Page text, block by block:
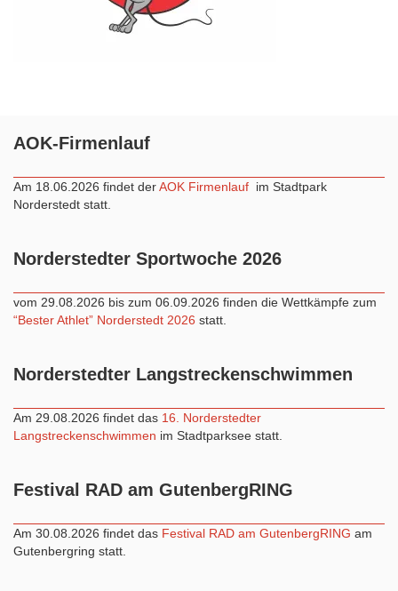
AOK-Firmenlauf
Am 18.06.2026 findet derAOK Firmenlauf im Stadtpark
Norderstedt statt.
Norderstedter Sportwoche 2026
vom 29.08.2026 bis zum 06.09.2026 finden die Wettkämpfe zum
“Bester Athlet” Norderstedt 2026 statt.
Norderstedter Langstreckenschwimmen
Am 29.08.2026 findet das 16. Norderstedter
Langstreckenschwimmen im Stadtparksee statt.
Festival RAD am GutenbergRING
Am 30.08.2026 findet das Festival RAD am GutenbergRING am
Gutenbergring statt.